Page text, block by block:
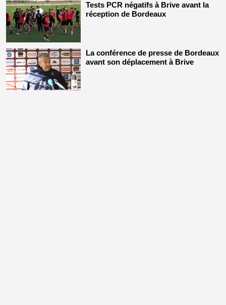
Tests PCR négatifs à Brive avant la
réception de Bordeaux
La conférence de presse de Bordeaux
avant son déplacement à Brive